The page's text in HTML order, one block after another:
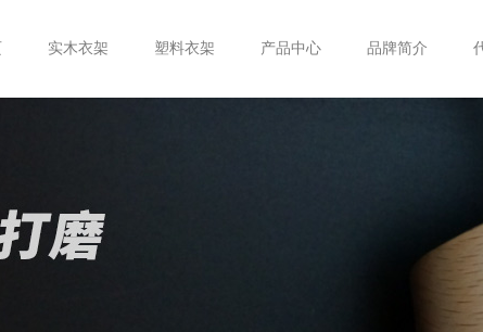
实木衣架 塑料衣架 产品中心 品牌简介